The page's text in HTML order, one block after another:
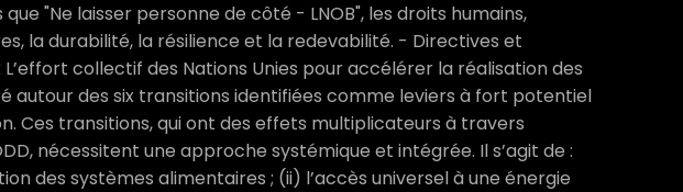
"Ne laisser personne de côté - LNOB", les droits humains,
la durabilité, la résilience et la redevabilité. - Directives et
collectif des Nations Unies pour accélérer la réalisation des
autour des six transitions identifiées comme leviers à fort potentiel
Ces transitions, qui ont des effets multiplicateurs à travers
nécessitent une approche systémique et intégrée. Il s’agit de :
des systèmes alimentaires ; (ii) l’accès universel à une énergie